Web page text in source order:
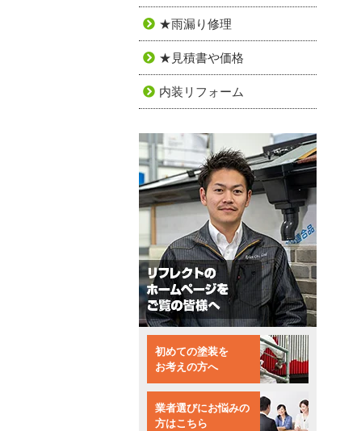
★雨漏り修理
★見積書や価格
内装リフォーム
初めての塗装を
お考えの方へ
業者選びにお悩みの
方はこちら